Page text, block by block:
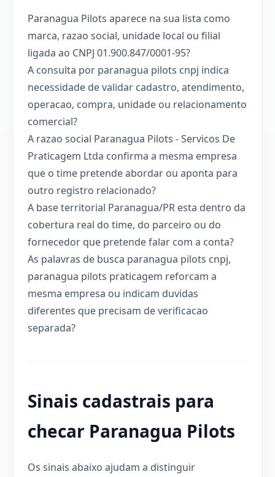
Paranagua Pilots aparece na sua lista como
marca, razao social, unidade local ou filial
ligada ao CNPJ 01.900.847/0001-95?
A consulta por paranagua pilots cnpj indica
necessidade de validar cadastro, atendimento,
operacao, compra, unidade ou relacionamento
comercial?
A razao social Paranagua Pilots - Servicos De
Praticagem Ltda confirma a mesma empresa
que o time pretende abordar ou aponta para
outro registro relacionado?
A base territorial Paranagua/PR esta dentro da
cobertura real do time, do parceiro ou do
fornecedor que pretende falar com a conta?
As palavras de busca paranagua pilots cnpj,
paranagua pilots praticagem reforcam a
mesma empresa ou indicam duvidas
diferentes que precisam de verificacao
separada?
Sinais cadastrais para
checar Paranagua Pilots
Os sinais abaixo ajudam a distinguir